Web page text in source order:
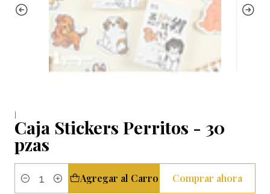
|
Caja Stickers Perritos - 30
pzas
Cantidad
Agregar al Carro Comprar ahora